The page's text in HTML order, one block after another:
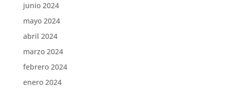
junio 2024
mayo 2024
abril 2024
marzo 2024
febrero 2024
enero 2024